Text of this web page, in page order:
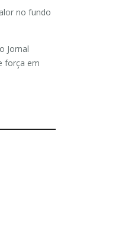
no fundo
Jornal
força em